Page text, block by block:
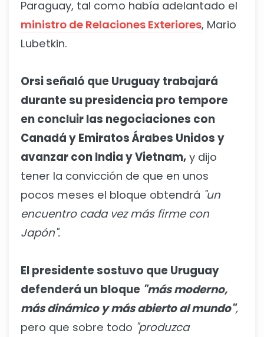
Paraguay, tal como había adelantado el
ministro de Relaciones Exteriores, Mario
Lubetkin.
Orsi señaló que Uruguay trabajará
durante su presidencia pro tempore
en concluir las negociaciones con
Canadá y Emiratos Árabes Unidos y
avanzar con India y Vietnam, y dijo
tener la convicción de que en unos
pocos meses el bloque obtendrá "un
encuentro cada vez más firme con
Japón".
El presidente sostuvo que Uruguay
defenderá un bloque "más moderno,
más dinámico y más abierto al mundo",
pero que sobre todo "produzca